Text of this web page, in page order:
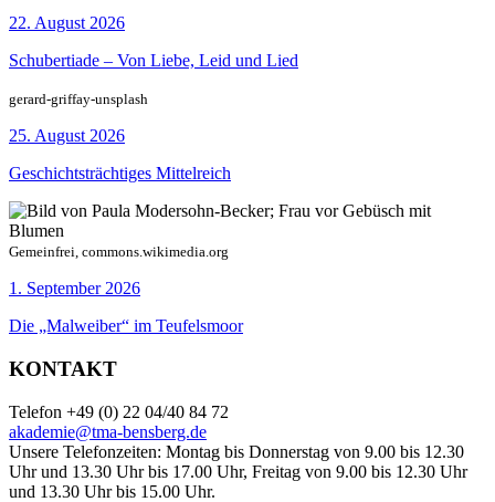
22. August 2026
Schubertiade – Von Liebe, Leid und Lied
gerard-griffay-unsplash
25. August 2026
Geschichtsträchtiges Mittelreich
Gemeinfrei, commons.wikimedia.org
1. September 2026
Die „Malweiber“ im Teufelsmoor
KONTAKT
Telefon +49 (0) 22 04/40 84 72
akademie@tma-bensberg.de
Unsere Telefonzeiten: Montag bis Donnerstag von 9.00 bis 12.30
Uhr und 13.30 Uhr bis 17.00 Uhr, Freitag von 9.00 bis 12.30 Uhr
und 13.30 Uhr bis 15.00 Uhr.